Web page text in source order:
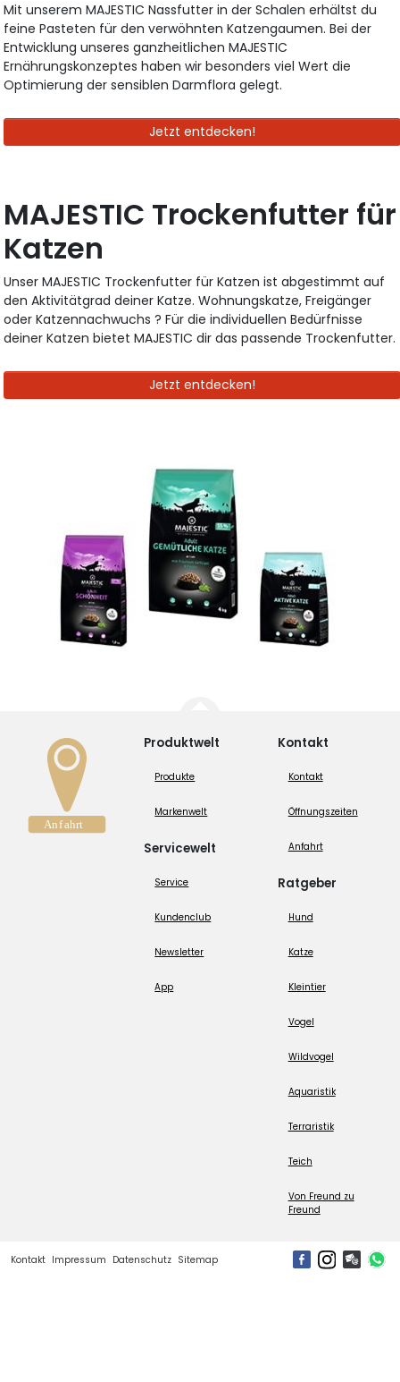
Mit unserem MAJESTIC Nassfutter in der Schalen erhältst du
feine Pasteten für den verwöhnten Katzengaumen. Bei der
Entwicklung unseres ganzheitlichen MAJESTIC
Ernährungskonzeptes haben wir besonders viel Wert die
Optimierung der sensiblen Darmflora gelegt.
Jetzt entdecken!
MAJESTIC Trockenfutter für
Katzen
Unser MAJESTIC Trockenfutter für Katzen ist abgestimmt auf
den Aktivitätgrad deiner Katze. Wohnungskatze, Freigänger
oder Katzennachwuchs ? Für die individuellen Bedürfnisse
deiner Katzen bietet MAJESTIC dir das passende Trockenfutter.
Jetzt entdecken!
Produktwelt
Produkte
Markenwelt
Servicewelt
Service
Kundenclub
Newsletter
App
Kontakt
Kontakt
Öffnungszeiten
Anfahrt
Ratgeber
Hund
Katze
Kleintier
Vogel
Wildvogel
Aquaristik
Terraristik
Teich
Von Freund zu
Freund
Kontakt Impressum Datenschutz Sitemap